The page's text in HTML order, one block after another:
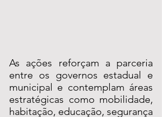
As ações reforçam a parceria
entre os governos estadual e
municipal e contemplam áreas
estratégicas como mobilidade,
habitação, educação, segurança